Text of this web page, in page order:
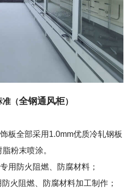
准（全钢通风柜）
板全部采用1.0mm优质冷轧钢板
粉末喷涂。
用防火阻燃、防腐材料；
防火阻燃、防腐材料加工制作；